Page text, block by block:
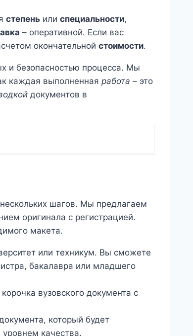
степень или специальности,
– оперативной. Если вас
окончательной стоимости.
и безопасностью процесса. Мы
каждая выполненная работа – это
документов в
шагов. Мы предлагаем
оригинала с регистрацией.
макета.
или техникум. Вы сможете
бакалавра или младшего
вузовского документа с
который будет
качества.